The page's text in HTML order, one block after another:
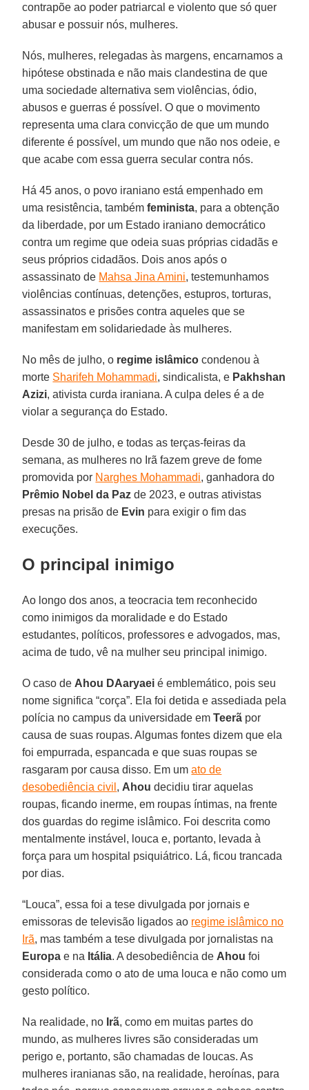
contrapõe ao poder patriarcal e violento que só quer
abusar e possuir nós, mulheres.
Nós, mulheres, relegadas às margens, encarnamos a
hipótese obstinada e não mais clandestina de que
uma sociedade alternativa sem violências, ódio,
abusos e guerras é possível. O que o movimento
representa uma clara convicção de que um mundo
diferente é possível, um mundo que não nos odeie, e
que acabe com essa guerra secular contra nós.
Há 45 anos, o povo iraniano está empenhado em
uma resistência, tambémfeminista, para a obtenção
da liberdade, por um Estado iraniano democrático
contra um regime que odeia suas próprias cidadãs e
seus próprios cidadãos. Dois anos após o
assassinato de Mahsa Jina Amini, testemunhamos
violências contínuas, detenções, estupros, torturas,
assassinatos e prisões contra aqueles que se
manifestam em solidariedade às mulheres.
No mês de julho, o regime islâmico condenou à
morte Sharifeh Mohammadi, sindicalista, e Pakhshan
Azizi, ativista curda iraniana. A culpa deles é a de
violar a segurança do Estado.
Desde 30 de julho, e todas as terças-feiras da
semana, as mulheres no Irã fazem greve de fome
promovida por Narghes Mohammadi, ganhadora do
Prêmio Nobel da Paz de 2023, e outras ativistas
presas na prisão de Evin para exigir o fim das
execuções.
O principal inimigo
Ao longo dos anos, a teocracia tem reconhecido
como inimigos da moralidade e do Estado
estudantes, políticos, professores e advogados, mas,
acima de tudo, vê na mulher seu principal inimigo.
O caso de Ahou DAaryaei é emblemático, pois seu
nome significa “corça”. Ela foi detida e assediada pela
polícia no campus da universidade emTeerã por
causa de suas roupas. Algumas fontes dizem que ela
foi empurrada, espancada e que suas roupas se
rasgaram por causa disso. Em umato de
desobediência civil , Ahou decidiu tirar aquelas
roupas, ficando inerme, em roupas íntimas, na frente
dos guardas do regime islâmico. Foi descrita como
mentalmente instável, louca e, portanto, levada à
força para um hospital psiquiátrico. Lá, ficou trancada
por dias.
“Louca”, essa foi a tese divulgada por jornais e
emissoras de televisão ligados ao regime islâmico no
Irã, mas também a tese divulgada por jornalistas na
Europa e na Itália. A desobediência de Ahou foi
considerada como o ato de uma louca e não como um
gesto político.
Na realidade, no Irã, como em muitas partes do
mundo, as mulheres livres são consideradas um
perigo e, portanto, são chamadas de loucas. As
mulheres iranianas são, na realidade, heroínas, para